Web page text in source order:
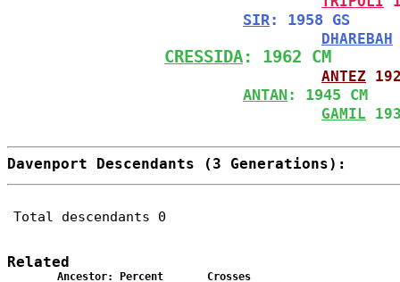
SIR: 1958 GS
DHAREBAH
CRESSIDA: 1962 CM
ANTEZ
ANTAN: 1945 CM
GAMIL
Davenport Descendants (3 Generations):
Total descendants 0
Related